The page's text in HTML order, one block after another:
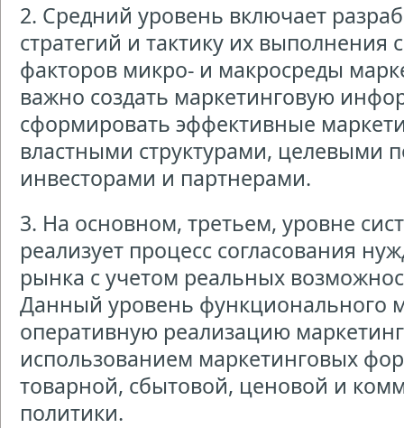
2. Средний уровень включает
стратегий и тактику их выполнения
факторов микро- и макросреды
важно создать маркетинговую
сформировать эффективные
властными структурами, целевыми
инвесторами и партнерами.
3. На основном, третьем, уровне
реализует процесс согласования
рынка с учетом реальных
Данный уровень функционального
оперативную реализацию
использованием маркетинговых
товарной, сбытовой, ценовой и
политики.